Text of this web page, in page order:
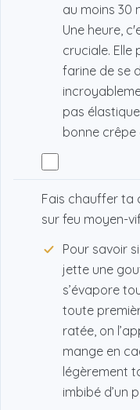
au moins 30
Une heure,
cruciale.
farine de se
pas
bonne
Fais chauffer ta
sur feu moyen-
Pour savoir
jette une
s’évapore
toute
ratée, on
mange en
légèrement
imbibé d’un